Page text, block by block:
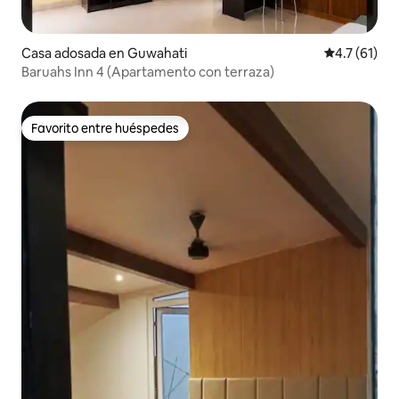
Casa adosada en Guwahati Calificación
4.7 (61)
Baruahs Inn 4 (Apartamento con terraza)
Favorito entre huéspedes
Favorito entre huéspedes